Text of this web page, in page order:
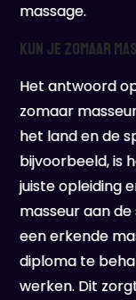
massage.
Kun je zomaar
Het antwoord
zomaar
het land en de
bijvoorbeeld, is
juiste opleiding
masseur aan
een erkende
diploma te
werken. Dit